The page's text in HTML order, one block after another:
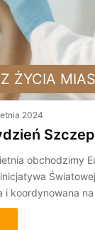
Z ŻYCIA
2024
obchodzimy
i koordynowana